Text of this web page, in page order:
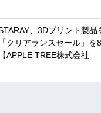
、3Dプリント製品
「クリアランスセール」
【APPLE TREE株式会社